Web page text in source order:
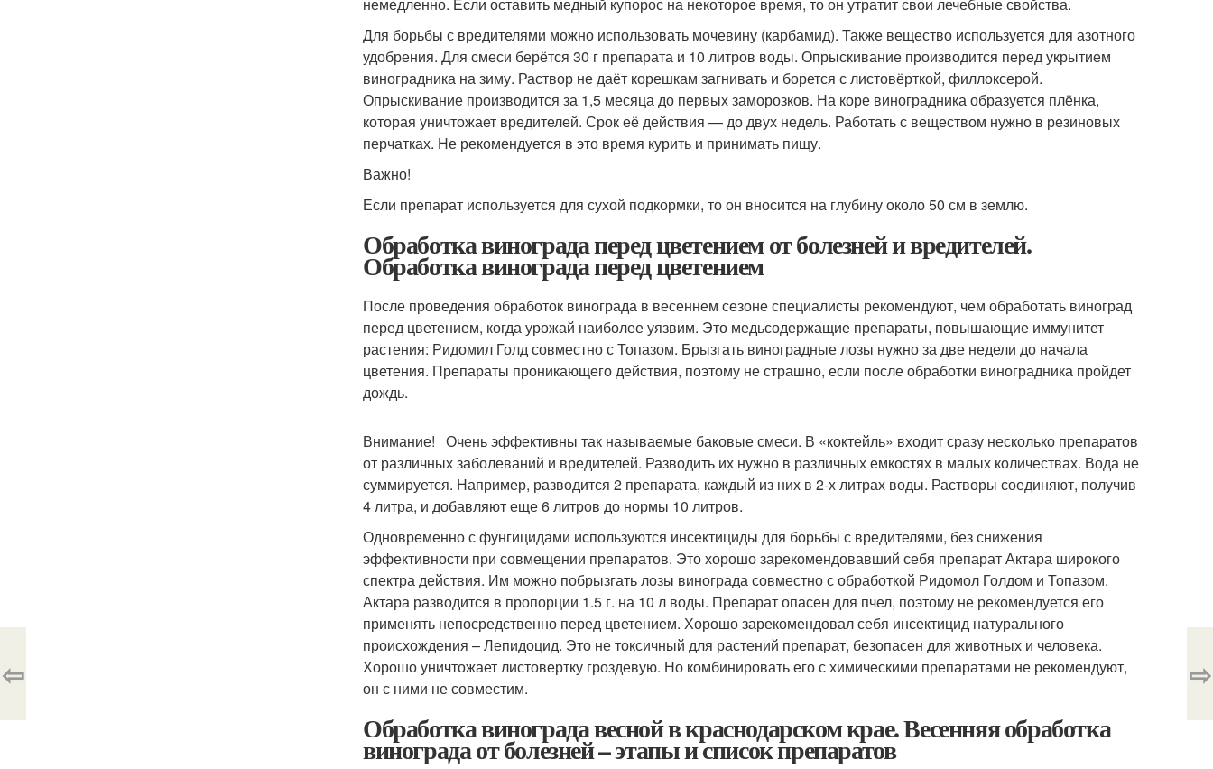
Для борьбы с вредителями можно использовать мочевину (карбамид). Также вещество используется для азотного
удобрения. Для смеси берётся 30 г препарата и 10 литров воды. Опрыскивание производится перед укрытием
виноградника на зиму. Раствор не даёт корешкам загнивать и борется с листовёрткой, филлоксерой.
Опрыскивание производится за 1,5 месяца до первых заморозков. На коре виноградника образуется плёнка,
которая уничтожает вредителей. Срок её действия — до двух недель. Работать с веществом нужно в резиновых
перчатках. Не рекомендуется в это время курить и принимать пищу.
Важно!
Если препарат используется для сухой подкормки, то он вносится на глубину около 50 см в землю.
Обработка винограда перед цветением от болезней и вредителей.
Обработка винограда перед цветением
После проведения обработок винограда в весеннем сезоне специалисты рекомендуют, чем обработать виноград
перед цветением, когда урожай наиболее уязвим. Это медьсодержащие препараты, повышающие иммунитет
растения: Ридомил Голд совместно с Топазом. Брызгать виноградные лозы нужно за две недели до начала
цветения. Препараты проникающего действия, поэтому не страшно, если после обработки виноградника пройдет
дождь.
Внимание! Очень эффективны так называемые баковые смеси. В «коктейль» входит сразу несколько препаратов
от различных заболеваний и вредителей. Разводить их нужно в различных емкостях в малых количествах. Вода не
суммируется. Например, разводится 2 препарата, каждый из них в 2-х литрах воды. Растворы соединяют, получив
4 литра, и добавляют еще 6 литров до нормы 10 литров.
Одновременно с фунгицидами используются инсектициды для борьбы с вредителями, без снижения
эффективности при совмещении препаратов. Это хорошо зарекомендовавший себя препарат Актара широкого
спектра действия. Им можно побрызгать лозы винограда совместно с обработкой Ридомол Голдом и Топазом.
Актара разводится в пропорции 1.5 г. на 10 л воды. Препарат опасен для пчел, поэтому не рекомендуется его
применять непосредственно перед цветением. Хорошо зарекомендовал себя инсектицид натурального
происхождения – Лепидоцид. Это не токсичный для растений препарат, безопасен для животных и человека.
Хорошо уничтожает листовертку гроздевую. Но комбинировать его с химическими препаратами не рекомендуют,
он с ними не совместим.
Обработка винограда весной в краснодарском крае. Весенняя обработка
винограда от болезней – этапы и список препаратов
⇦ ⇨